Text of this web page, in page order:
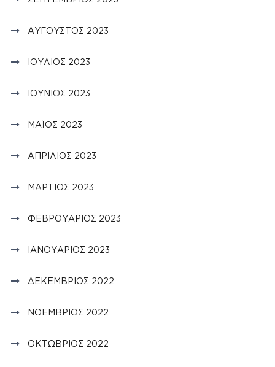
ΑΎΓΟΥΣΤΟΣ 2023
ΙΟΎΛΙΟΣ 2023
ΙΟΎΝΙΟΣ 2023
ΜΆΙΟΣ 2023
ΑΠΡΊΛΙΟΣ 2023
ΜΆΡΤΙΟΣ 2023
ΦΕΒΡΟΥΆΡΙΟΣ 2023
ΙΑΝΟΥΆΡΙΟΣ 2023
ΔΕΚΈΜΒΡΙΟΣ 2022
ΝΟΈΜΒΡΙΟΣ 2022
ΟΚΤΏΒΡΙΟΣ 2022